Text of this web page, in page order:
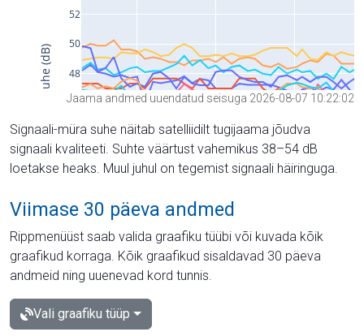
Jaama andmed uuendatud seisuga 2026-08-07 10:22:02
Signaali-müra suhe näitab satelliidilt tugijaama jõudva
signaali kvaliteeti. Suhte väärtust vahemikus 38–54 dB
loetakse heaks. Muul juhul on tegemist signaali häiringuga.
Viimase 30 päeva andmed
Rippmenüüst saab valida graafiku tüübi või kuvada kõik
graafikud korraga. Kõik graafikud sisaldavad 30 päeva
andmeid ning uuenevad kord tunnis.
Vali graafiku tüüp